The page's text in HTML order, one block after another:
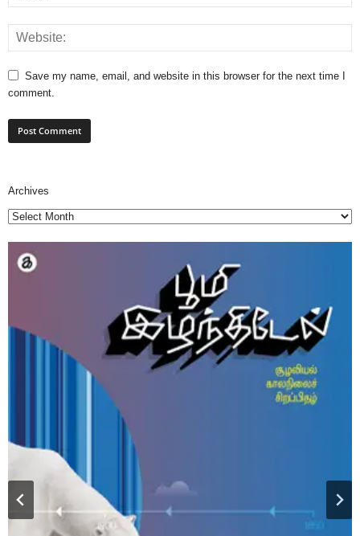
Save my name, email, and website in this browser for the next time I
comment.
Archives